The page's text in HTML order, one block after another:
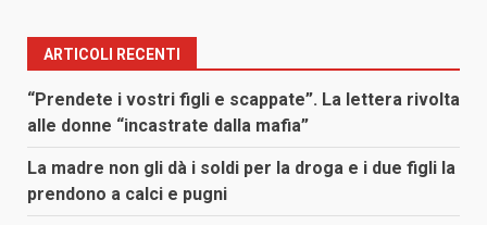
ARTICOLI RECENTI
“Prendete i vostri figli e scappate”. La lettera rivolta
alle donne “incastrate dalla mafia”
La madre non gli dà i soldi per la droga e i due figli la
prendono a calci e pugni